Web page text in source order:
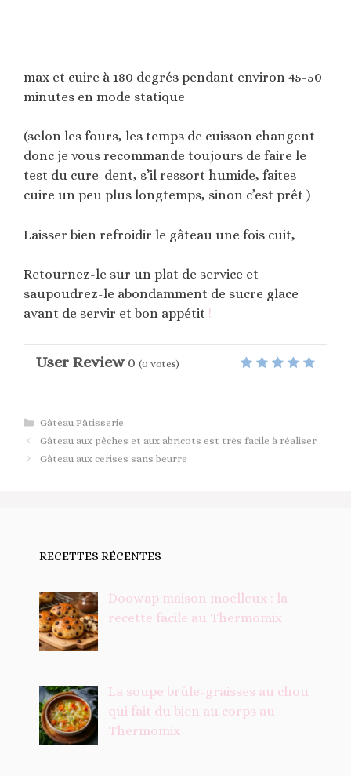
max et cuire à 180 degrés pendant environ 45-50
minutes en mode statique
(selon les fours, les temps de cuisson changent
donc je vous recommande toujours de faire le
test du cure-dent, s’il ressort humide, faites
cuire un peu plus longtemps, sinon c’est prêt )
Laisser bien refroidir le gâteau une fois cuit,
Retournez-le sur un plat de service et
saupoudrez-le abondamment de sucre glace
avant de servir et bon appétit !
User Review 0 (0 votes)
Catégories
Gâteau Pâtisserie
Gâteau aux pêches et aux abricots est très facile à réaliser
Gâteau aux cerises sans beurre
RECETTES RÉCENTES
Doowap maison moelleux : la
recette facile au Thermomix
La soupe brûle-graisses au chou
qui fait du bien au corps au
Thermomix